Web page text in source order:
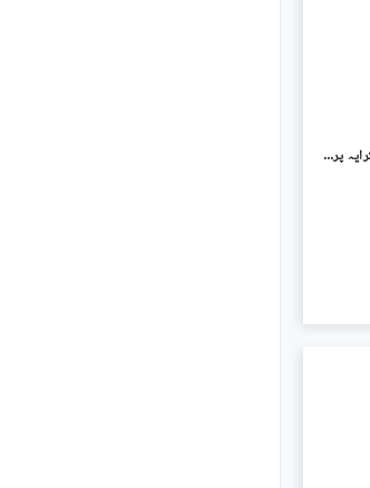
جی ۔ 11 اسلام آباد میں 6 کمروں کا 8 مرلہ مکان 2.3 لاکھ میں کرایہ پر دستیاب ہے۔